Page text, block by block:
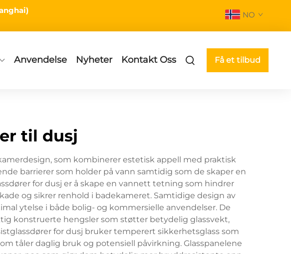
NO
Anvendelse Nyheter Kontakt Oss Få et tilbud
til dusj
som kombinerer estetisk appell med praktisk
barrierer som holder på vann samtidig som de skaper en
for dusj er å skape en vannett tetning som hindrer
og sikrer renhold i badekameret. Samtidige design av
ytelse i både bolig- og kommersielle anvendelser. De
konstruerte hengsler som støtter betydelig glassvekt,
for dusj bruker temperert sikkerhetsglass som
tåler daglig bruk og potensiell påvirkning. Glasspanelene